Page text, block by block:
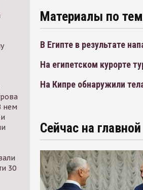
нем
30
Материалы по
В Египте в результате
На египетском курорте
На Кипре обнаружили
Сейчас на главной